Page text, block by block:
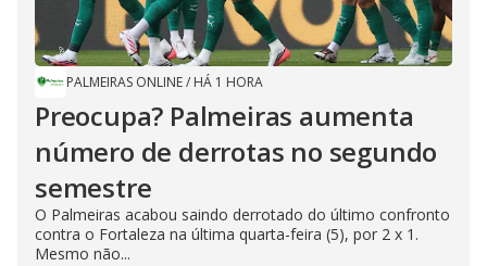
PALMEIRAS ONLINE/ HÁ 1 HORA
Preocupa? Palmeiras aumenta
número de derrotas no segundo
semestre
O Palmeiras acabou saindo derrotado do último confronto
contra o Fortaleza na última quarta-feira (5), por 2 x 1.
Mesmo não...